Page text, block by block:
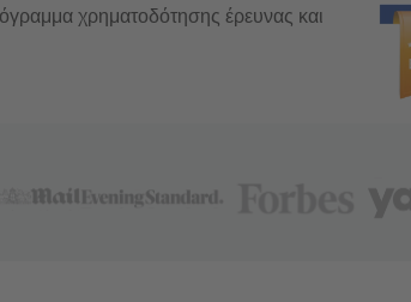
χρηματοδότησης έρευνας και